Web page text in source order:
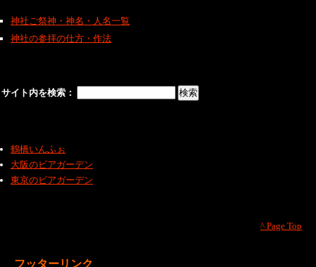
神社ご祭神・神名・人名一覧
神社の参拝の仕方・作法
サイト内を検索：
鶴橋いんふぉ
大阪のビアガーデン
東京のビアガーデン
^ Page Top
フッターリンク